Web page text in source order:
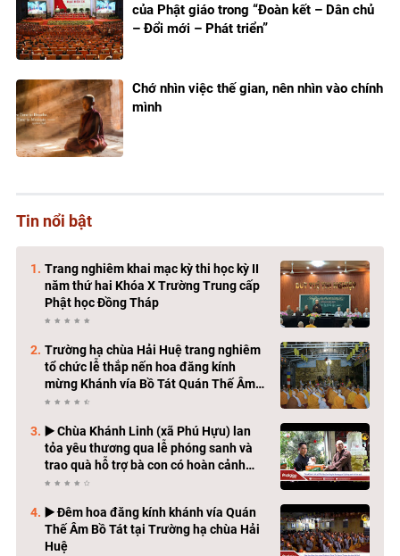
của Phật giáo trong “Đoàn kết – Dân chủ
– Đổi mới – Phát triển”
Chớ nhìn việc thế gian, nên nhìn vào chính
mình
Tin nổi bật
Trang nghiêm khai mạc kỳ thi học kỳ II
năm thứ hai Khóa X Trường Trung cấp
Phật học Đồng Tháp
Trường hạ chùa Hải Huệ trang nghiêm
tổ chức lễ thắp nến hoa đăng kính
mừng Khánh vía Bồ Tát Quán Thế Âm
Thành Đạo
▶️ Chùa Khánh Linh (xã Phú Hựu) lan
tỏa yêu thương qua lễ phóng sanh và
trao quà hỗ trợ bà con có hoàn cảnh
khó khăn
▶️ Đêm hoa đăng kính khánh vía Quán
Thế Âm Bồ Tát tại Trường hạ chùa Hải
Huệ